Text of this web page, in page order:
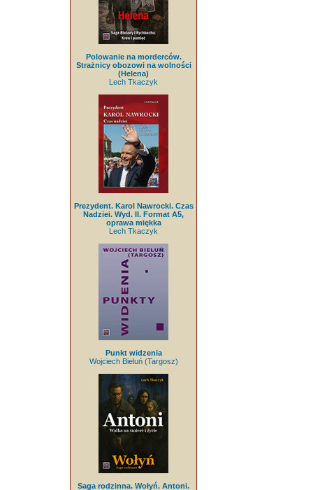
Polowanie na morderców.
Strażnicy obozowi na wolności
(Helena)
Lech Tkaczyk
Prezydent. Karol Nawrocki. Czas
Nadziei. Wyd. II. Format A5,
oprawa miękka
Lech Tkaczyk
Punkt widzenia
Wojciech Bieluń (Targosz)
Saga rodzinna. Wołyń. Antoni.